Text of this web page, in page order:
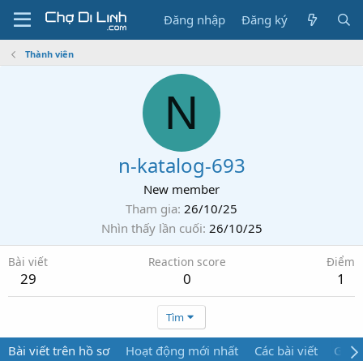
Đăng nhập Đăng ký
Thành viên
N
n-katalog-693
New member
Tham gia 26/10/25
Nhìn thấy lần cuối 26/10/25
Bài viết
29
Reaction score
0
Điểm
1
Tìm
Bài viết trên hồ sơ Hoạt động mới nhất Các bài viết Giới